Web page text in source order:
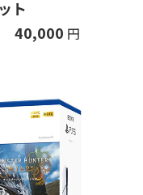
ト
40,000 円